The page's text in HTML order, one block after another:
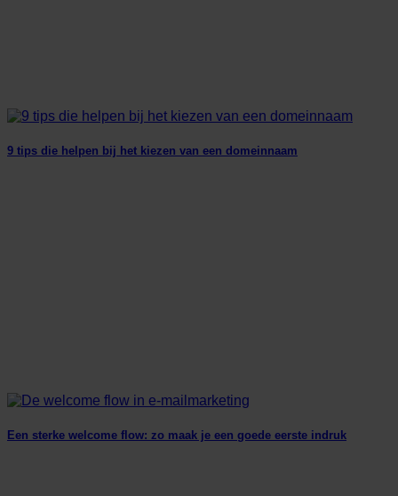
9 tips die helpen bij het kiezen van een domeinnaam
Een sterke welcome flow: zo maak je een goede eerste indruk